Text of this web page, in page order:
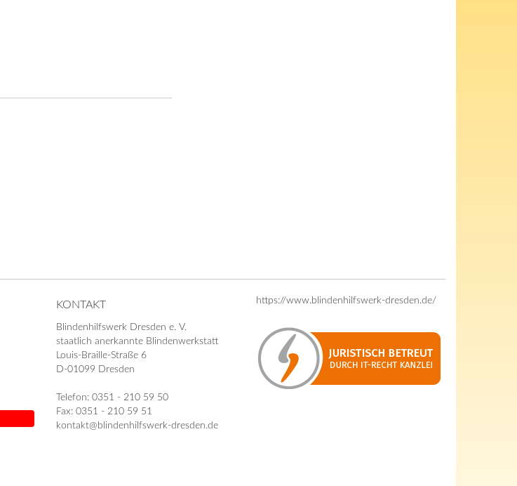
KONTAKT
Blindenhilfswerk Dresden e. V.
staatlich anerkannte Blindenwerkstatt
Louis-Braille-Straße 6
D-01099 Dresden
Telefon: 0351 - 210 59 50
Fax: 0351 - 210 59 51
kontakt@blindenhilfswerk-dresden.de
https://www.blindenhilfswerk-dresden.de/